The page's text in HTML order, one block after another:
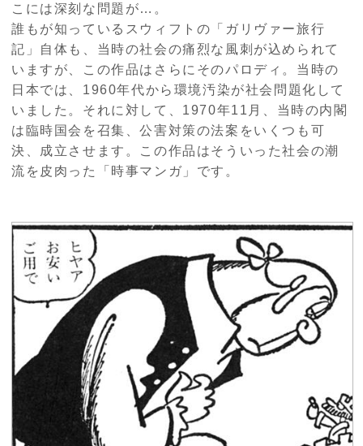
こには深刻な問題が…。
誰もが知っているスウィフトの「ガリヴァー旅行
記」自体も、当時の社会の痛烈な風刺が込められて
いますが、この作品はさらにそのパロディ。当時の
日本では、1960年代から環境汚染が社会問題化して
いました。それに対して、1970年11月、当時の内閣
は臨時国会を召集、公害対策の法案をいくつも可
決、成立させます。この作品はそういった社会の潮
流を皮肉った「時事マンガ」です。